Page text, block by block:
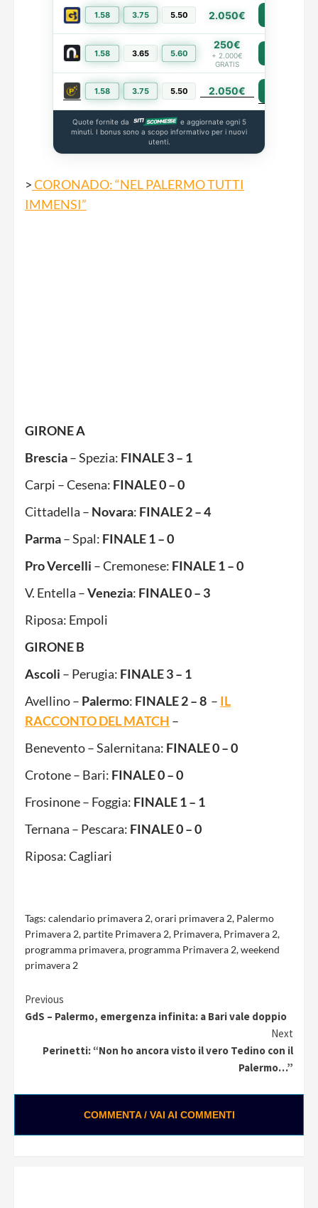
1.58 3.75 5.50 2.050€
1.58 3.65 5.60
250€
+ 2.000€
GRATIS
1.58 3.75 5.50 2.050€
Quote fornite da
e aggiornate ogni 5
minuti. I bonus sono a scopo informativo per i nuovi
utenti.
>CORONADO: “NEL PALERMO TUTTI
IMMENSI”
GIRONE A
Brescia– Spezia: FINALE 3 – 1
Carpi – Cesena: FINALE 0 – 0
Cittadella – Novara: FINALE 2 – 4
Parma– Spal: FINALE 1 – 0
Pro Vercelli – Cremonese: FINALE 1 – 0
V. Entella –Venezia: FINALE 0 – 3
Riposa: Empoli
GIRONE B
Ascoli – Perugia: FINALE 3 – 1
Avellino – Palermo: FINALE 2 – 8 – IL
RACCONTO DEL MATCH –
Benevento – Salernitana: FINALE 0 – 0
Crotone – Bari: FINALE 0 – 0
Frosinone – Foggia: FINALE 1 – 1
Ternana – Pescara: FINALE 0 – 0
Riposa: Cagliari
Tags: calendario primavera 2,orari primavera 2, Palermo
Primavera 2, partite Primavera 2, Primavera, Primavera 2,
programma primavera, programma Primavera 2,weekend
primavera 2
Continue
Reading
Previous
GdS – Palermo, emergenza infinita: a Bari vale doppio
Next
Perinetti: “Non ho ancora visto il vero Tedino con il
Palermo…”
COMMENTA / VAI AI COMMENTI